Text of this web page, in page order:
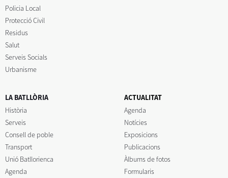
Policia Local
Protecció Civil
Residus
Salut
Serveis Socials
Urbanisme
LA BATLLÒRIA
Història
Serveis
Consell de poble
Transport
Unió Batllorienca
Agenda
ACTUALITAT
Agenda
Notícies
Exposicions
Publicacions
Àlbums de fotos
Formularis